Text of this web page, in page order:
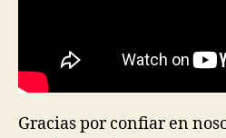
Gracias por confiar en